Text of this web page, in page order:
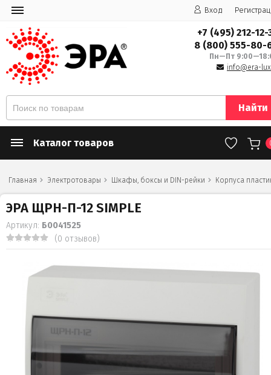
Вход
+7 (495) 212-12-
8 (800) 555-80-
Пн—Пт
info@era-
Найти
Каталог товаров
Главная Электротовары Шкафы, боксы и DIN-рейки Корпуса
ЭРА ЩРН-П-12 SIMPLE
Артикул: Б0041525
(0 отзывов)